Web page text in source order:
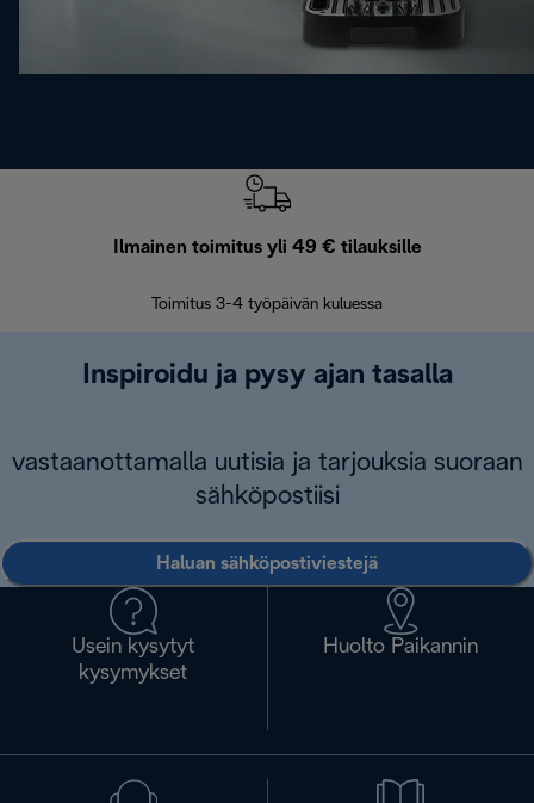
Ilmainen toimitus yli 49 € tilauksille
Toimitus 3-4 työpäivän kuluessa
Inspiroidu ja pysy ajan tasalla
vastaanottamalla uutisia ja tarjouksia suoraan
sähköpostiisi
Haluan sähköpostiviestejä
Usein kysytyt
kysymykset
Huolto Paikannin